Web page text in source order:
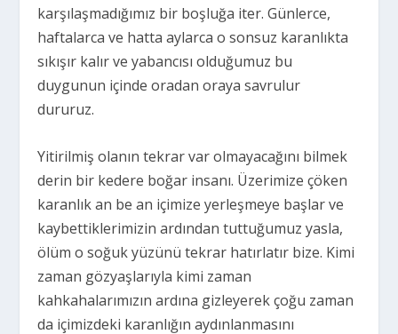
karşılaşmadığımız bir boşluğa iter. Günlerce,
haftalarca ve hatta aylarca o sonsuz karanlıkta
sıkışır kalır ve yabancısı olduğumuz bu
duygunun içinde oradan oraya savrulur
dururuz.
Yitirilmiş olanın tekrar var olmayacağını bilmek
derin bir kedere boğar insanı. Üzerimize çöken
karanlık an be an içimize yerleşmeye başlar ve
kaybettiklerimizin ardından tuttuğumuz yasla,
ölüm o soğuk yüzünü tekrar hatırlatır bize. Kimi
zaman gözyaşlarıyla kimi zaman
kahkahalarımızın ardına gizleyerek çoğu zaman
da içimizdeki karanlığın aydınlanmasını